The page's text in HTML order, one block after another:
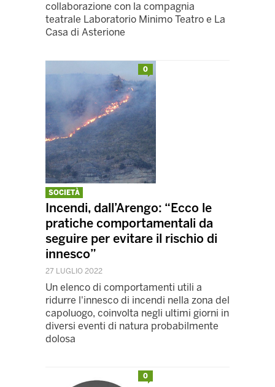
collaborazione con la compagnia
teatrale Laboratorio Minimo Teatro e La
Casa di Asterione
0
SOCIETÀ
Incendi, dall’Arengo: “Ecco le
pratiche comportamentali da
seguire per evitare il rischio di
innesco”
27 LUGLIO 2022
Un elenco di comportamenti utili a
ridurre l'innesco di incendi nella zona del
capoluogo, coinvolta negli ultimi giorni in
diversi eventi di natura probabilmente
dolosa
0